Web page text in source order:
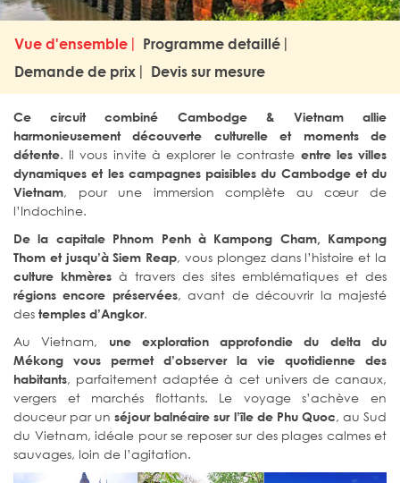
Vue d'ensemble
Programme detaillé
Demande de prix
Devis sur mesure
Ce circuit combiné Cambodge & Vietnam allie
harmonieusement découverte culturelle et moments de
détente. Il vous invite à explorer le contraste entre les villes
dynamiques et les campagnes paisibles du Cambodge et du
Vietnam, pour une immersion complète au cœur de
l’Indochine.
De la capitale Phnom Penh à Kampong Cham, Kampong
Thom et jusqu’à Siem Reap, vous plongez dans l’histoire et la
culture khmères à travers des sites emblématiques et des
régions encore préservées, avant de découvrir la majesté
des temples d’Angkor.
Au Vietnam, une exploration approfondie du delta du
Mékong vous permet d’observer la vie quotidienne des
habitants, parfaitement adaptée à cet univers de canaux,
vergers et marchés flottants. Le voyage s’achève en
douceur par unséjour balnéaire sur l’île de Phu Quoc, au Sud
du Vietnam, idéale pour se reposer sur des plages calmes et
sauvages, loin de l’agitation.